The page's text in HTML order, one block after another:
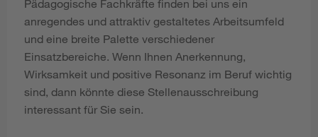
Pädagogische Fachkräfte finden bei uns ein
anregendes und attraktiv gestaltetes Arbeitsumfeld
und eine breite Palette verschiedener
Einsatzbereiche. Wenn Ihnen Anerkennung,
Wirksamkeit und positive Resonanz im Beruf wichtig
sind, dann könnte diese Stellenausschreibung
interessant für Sie sein.